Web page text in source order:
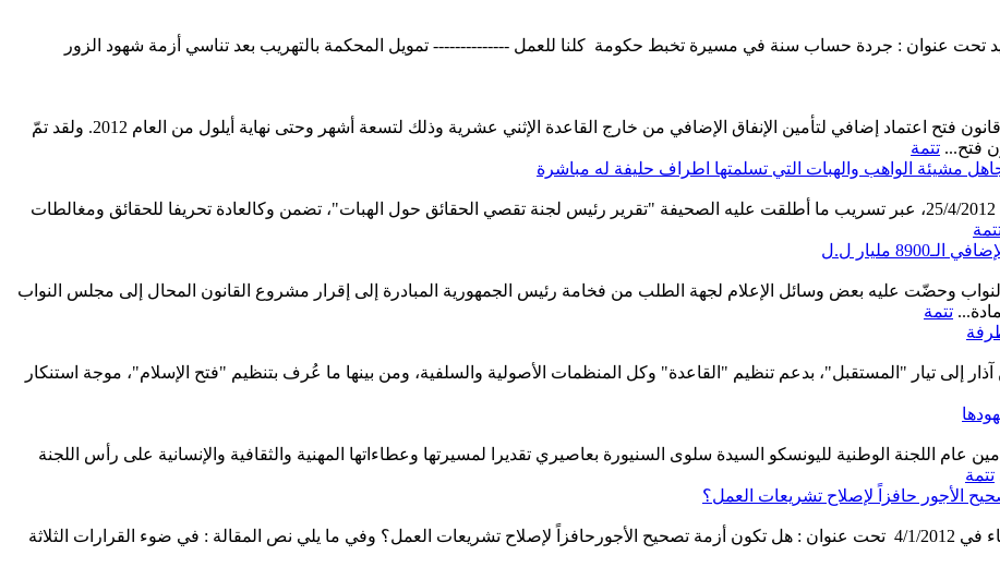
تحت عنوان : جردة حساب سنة في مسيرة تخبط حكومة كلنا للعمل -------------- تمويل المحكمة بالتهريب بعد تناسي أزمة شهود الزور
أقر مجلس النواب في جلسته التي انعقدت في 3 تموز 2012 قانون فتح اعتماد إضافي لتأمين الإنفاق الإضافي من خارج القاعدة الإثني عشرية وذلك لتسعة أشهر وحتى نهاية أيلول من العام 2012. ولقد تمّ
فتح... تتمة
مشيئة الواهب والهبات التي تسلمتها اطراف حليفة له مباشرة
طالعنا النائب كنعان، من خلال جريدة السفير الصادرة بتاريخ 25/4/2012، عبر تسريب ما أطلقت عليه الصحيفة "تقرير رئيس لجنة تقصي الحقائق حول الهبات"، تضمن وكالعادة تحريفا للحقائق ومغالطات
مليار ل.ل
وحضّت عليه بعض وسائل الإعلام لجهة الطلب من فخامة رئيس الجمهورية المبادرة إلى إقرار مشروع القانون المحال إلى مجلس النواب
تتمة
إلى تيار "المستقبل"، بدعم تنظيم "القاعدة" وكل المنظمات الأصولية والسلفية، ومن بينها ما عُرف بتنظيم "فتح الإسلام"، موجة استنكار
عام اللجنة الوطنية لليونسكو السيدة سلوى السنيورة بعاصيري تقديرا لمسيرتها وعطاءاتها المهنية والثقافية والإنسانية على رأس اللجنة
تتمة
الأجور حافزاً لإصلاح تشريعات العمل؟
كتب الخبير رفيق سلامة مقالة في جريدة السفير يوم الاربعاء في 4/1/2012 تحت عنوان : هل تكون أزمة تصحيح الأجورحافزاً لإصلاح تشريعات العمل؟ وفي ما يلي نص المقالة : في ضوء القرارات الثلاثة